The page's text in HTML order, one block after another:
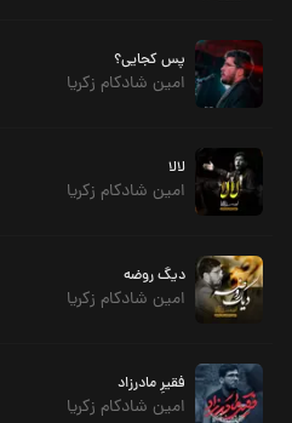
پس کجایی؟
امین شادکام زکریا
لالا
امین شادکام زکریا
دیگ روضه
امین شادکام زکریا
فقیرِ مادرزاد
امین شادکام زکریا